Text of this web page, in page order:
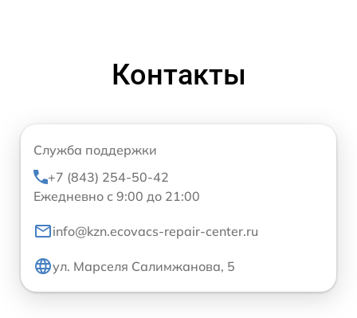
Контакты
Служба поддержки
+7 (843) 254-50-42
Ежедневно с 9:00 до 21:00
info@kzn.ecovacs-repair-center.ru
ул. Марселя Салимжанова, 5